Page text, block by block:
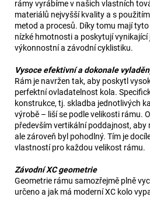
rámy vyrábíme v našich vlastních
materiálů nejvyšší kvality a s
metod a procesů. Díky tomu mají
nízké hmotnosti a poskytují
výkonnostní a závodní cyklistiku.
Vysoce efektivní a dokonale
Rám je navržen tak, aby poskytl
perfektní ovladatelnost kola.
konstrukce, tj. skladba jednotlivých
výrobě – liší se podle velikosti rámu.
především vertikální poddajnost,
ale zároveň byl pohodlný. Tím je
vlastností pro každou velikost rámu.
Závodní XC geometrie
Geometrie rámu samozřejmě plně
určeno a jak má moderní XC kolo